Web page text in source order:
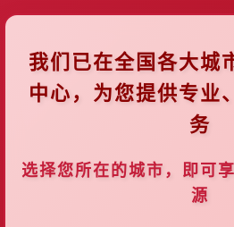
我们已在全国各大城
中心，为您提供专业
务
选择您所在的城市，即可
源